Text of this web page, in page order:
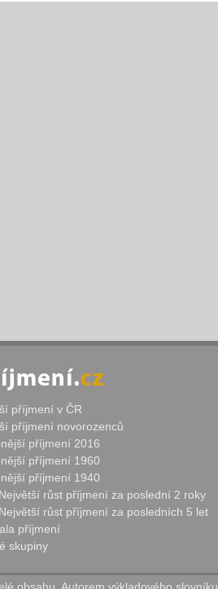
příjmení v ČR
příjmení novorozenců
příjmení 2016
příjmení 1960
příjmení 1940
růst příjmení za poslední 2 roky
růst příjmení za posledních 5 let
příjmení
skupiny